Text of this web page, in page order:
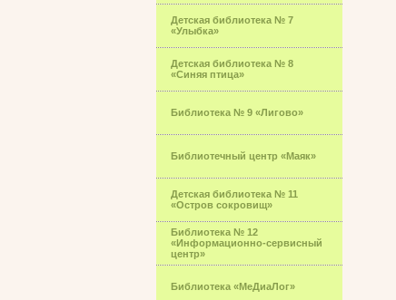
Детская библиотека № 7
«Улыбка»
Детская библиотека № 8
«Синяя птица»
Библиотека № 9 «Лигово»
Библиотечный центр «Маяк»
Детская библиотека № 11
«Остров сокровищ»
Библиотека № 12
«Информационно-сервисный
центр»
Библиотека «МеДиаЛог»